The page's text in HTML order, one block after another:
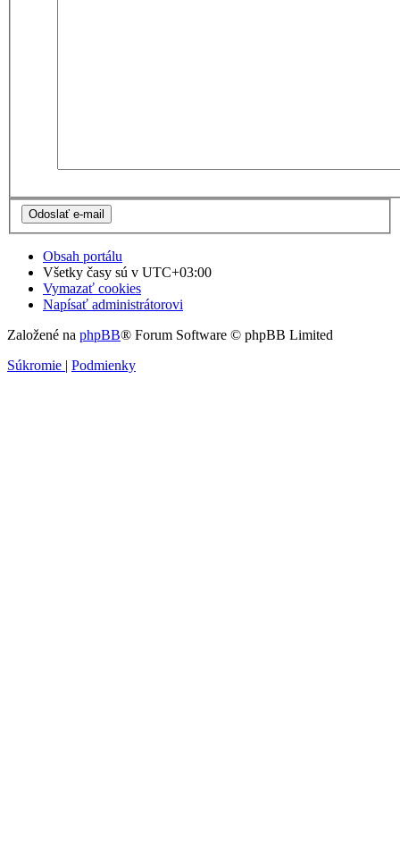
Obsah portálu
Všetky časy sú v UTC+03:00
Vymazať cookies
Napísať administrátorovi
Založené na phpBB® Forum Software © phpBB Limited
Súkromie
Podmienky